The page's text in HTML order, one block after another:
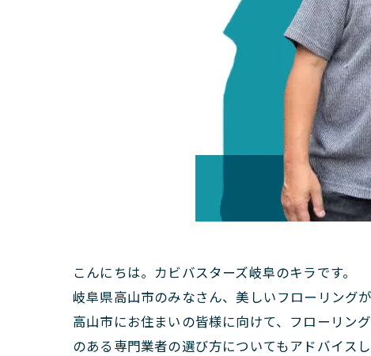
こんにちは。カビバスターズ岐阜のキラです。
岐阜県高山市のみなさん、美しいフローリング
高山市にお住まいの皆様に向けて、フローリン
のある専門業者の選び方についてもアドバイスし